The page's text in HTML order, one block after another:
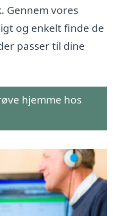
Gennem vores
og enkelt finde de
passer til dine
hjemme hos